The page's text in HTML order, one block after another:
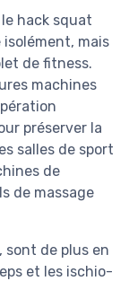
hack squat
mais
de fitness.
machines
préserver la
salles de sport
de
de massage
sont de plus en
et les ischio-